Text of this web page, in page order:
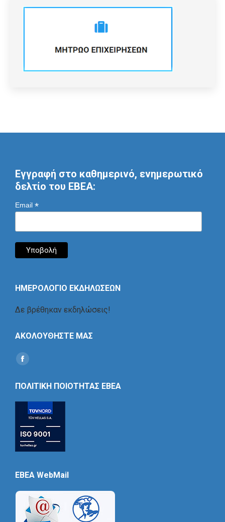
Εγγραφή στο καθημερινό, ενημερωτικό
δελτίο του ΕΒΕΑ:
Email *
ΗΜΕΡΟΛΟΓΙΟ ΕΚΔΗΛΩΣΕΩΝ
Δε βρέθηκαν εκδηλώσεις!
ΑΚΟΛΟΥΘΗΣΤΕ ΜΑΣ
Find us on:
Social
ΠΟΛΙΤΙΚΗ ΠΟΙΟΤΗΤΑΣ ΕΒΕΑ
EBEA WebMail